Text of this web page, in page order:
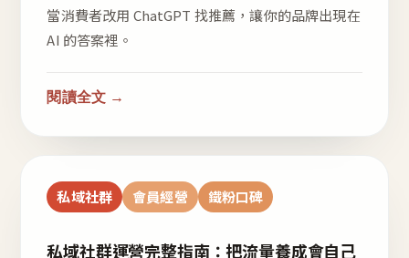
當消費者改用 ChatGPT 找推薦，讓你的品牌出現在
AI 的答案裡。
閱讀全文 →
私域社群 會員經營 鐵粉口碑
私域社群運營完整指南：把流量養成會自己